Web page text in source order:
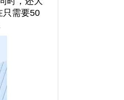
只需要50